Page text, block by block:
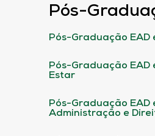
Pós-
Pós-Graduação EAD
Pós-Graduação EAD
Estar
Pós-Graduação EAD
Administração e